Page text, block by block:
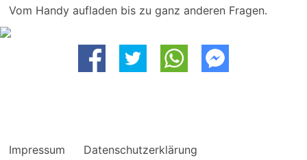
Vom Handy aufladen bis zu ganz anderen Fragen.
Impressum Datenschutzerklärung